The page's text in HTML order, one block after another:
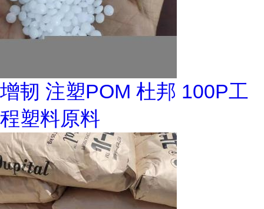
增韧 注塑POM 杜邦 100P工
程塑料原料